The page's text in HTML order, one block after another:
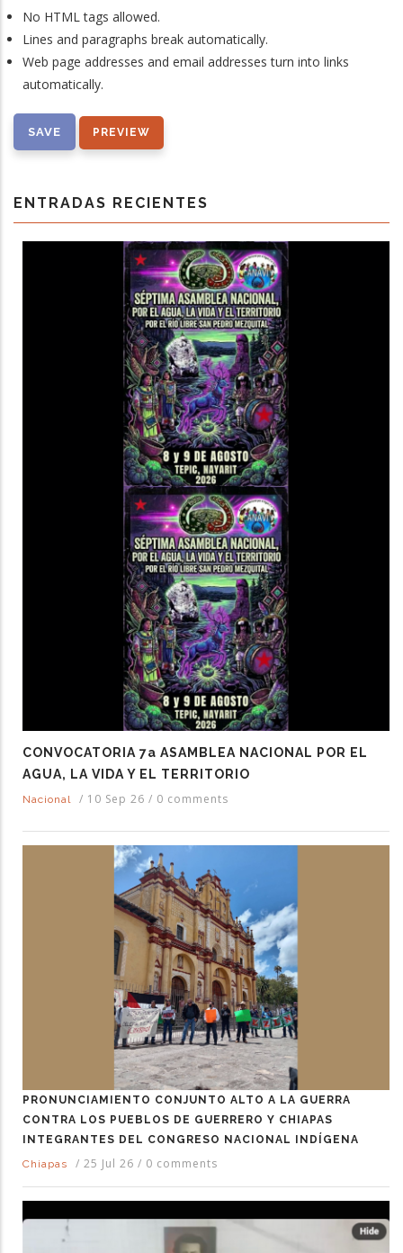
No HTML tags allowed.
Lines and paragraphs break automatically.
Web page addresses and email addresses turn into links
automatically.
ENTRADAS RECIENTES
CONVOCATORIA 7a ASAMBLEA NACIONAL POR EL
AGUA, LA VIDA Y EL TERRITORIO
Nacional / 10 Sep 26 / 0 comments
PRONUNCIAMIENTO CONJUNTO ALTO A LA GUERRA
CONTRA LOS PUEBLOS DE GUERRERO Y CHIAPAS
INTEGRANTES DEL CONGRESO NACIONAL INDÍGENA
Chiapas
/ 25 Jul 26 / 0 comments